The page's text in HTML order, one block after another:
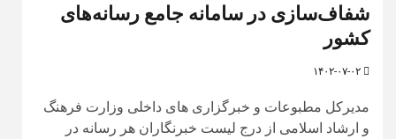
شفاف‌سازی در سامانه جامع رسانه‌های
کشور
مدیرکل مطبوعات و خبرگزاری های داخلی وزارت فرهنگ
و ارشاد اسلامی از درج لیست خبرنگاران هر رسانه در